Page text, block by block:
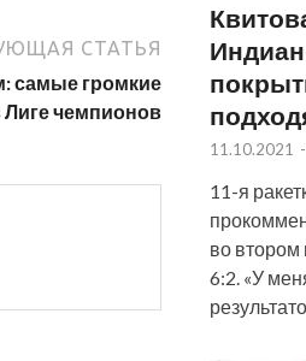
СТАТЬЯ
самые громкие
чемпионов
11.10.2021 -
11-я
во втором
6:2. «У